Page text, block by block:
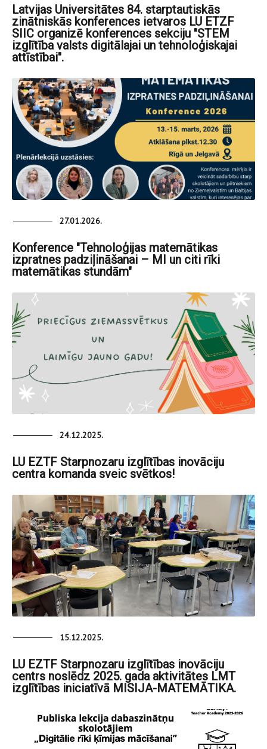
Latvijas Universitātes 84. starptautiskās
zinātniskās konferences ietvaros LU ETZF
SIIC organizē konferences sekciju "STEM
izglītība valsts digitālajai un tehnoloģiskajai
attīstībai".
27.01.2026.
Konference "Tehnoloģijas matemātikas
izpratnes padziļināšanai – MI un citi rīki
matemātikas stundām"
24.12.2025.
LU EZTF Starpnozaru izglītības inovāciju
centra komanda sveic svētkos!
15.12.2025.
LU EZTF Starpnozaru izglītības inovāciju
centrs noslēdz 2025. gada aktivitātes LMT
izglītības iniciatīvā MISIJA-MATEMĀTIKA.